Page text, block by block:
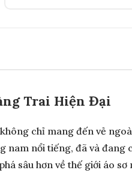
Trai Hiện Đại
chỉ mang đến vẻ
nam nổi tiếng, đã và đang
sâu hơn về thế giới áo sơ